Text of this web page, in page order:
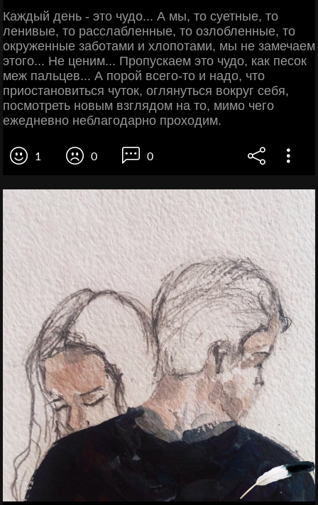
Каждый день - это чудо... А мы, то суетные, то
ленивые, то расслабленные, то озлобленные, то
окруженные заботами и хлопотами, мы не замечаем
этого... Не ценим... Пропускаем это чудо, как песок
меж пальцев... А порой всего-то и надо, что
приостановиться чуток, оглянуться вокруг себя,
посмотреть новым взглядом на то, мимо чего
ежедневно неблагодарно проходим.
1 0 0